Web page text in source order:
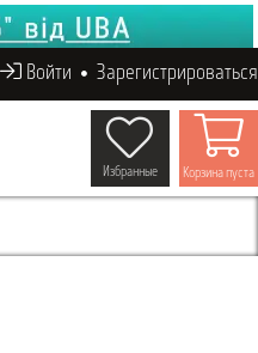
Войти Зарегистрироваться
Корзина пуста
Избранные